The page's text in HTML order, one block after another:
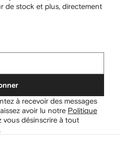
de stock et plus, directement
à recevoir des messages
avoir lu notre Politique
vous désinscrire à tout